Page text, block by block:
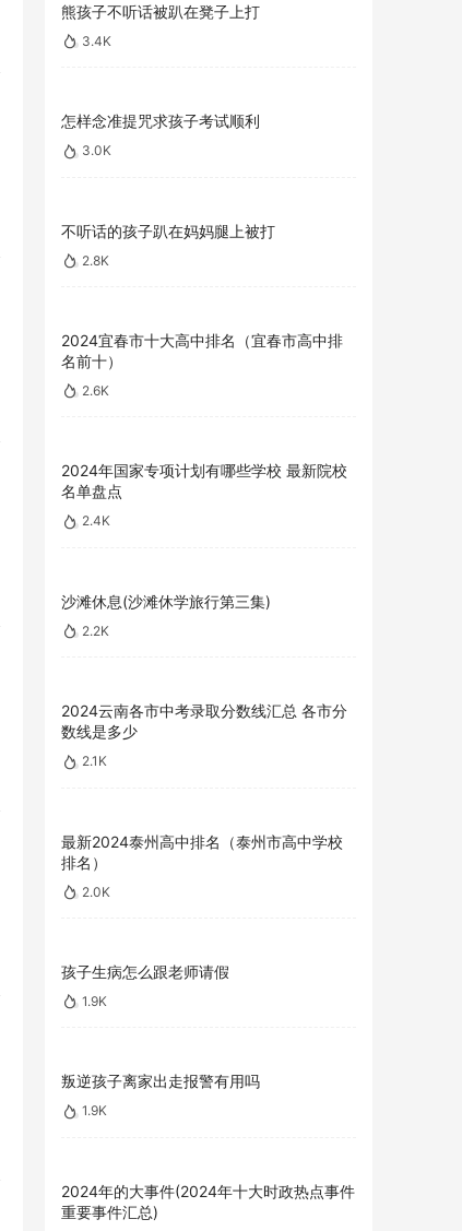
熊孩子不听话被趴在凳子上打
3.4K
怎样念准提咒求孩子考试顺利
3.0K
不听话的孩子趴在妈妈腿上被打
2.8K
2024宜春市十大高中排名（宜春市高中排
名前十）
2.6K
2024年国家专项计划有哪些学校 最新院校
名单盘点
2.4K
沙滩休息(沙滩休学旅行第三集)
2.2K
2024云南各市中考录取分数线汇总 各市分
数线是多少
2.1K
最新2024泰州高中排名（泰州市高中学校
排名）
2.0K
孩子生病怎么跟老师请假
1.9K
叛逆孩子离家出走报警有用吗
1.9K
2024年的大事件(2024年十大时政热点事件
重要事件汇总)